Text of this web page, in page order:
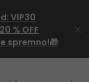
VIP30
% OFF
spremno!🎁